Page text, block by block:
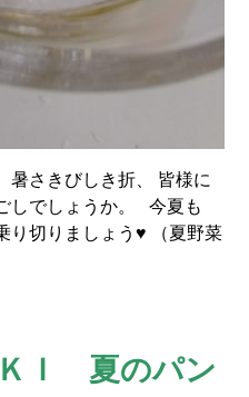
暑さきびしき折、 皆様に
しでしょうか。 今夏も
り切りましょう♥ （夏野菜
Ｉ 夏のパン